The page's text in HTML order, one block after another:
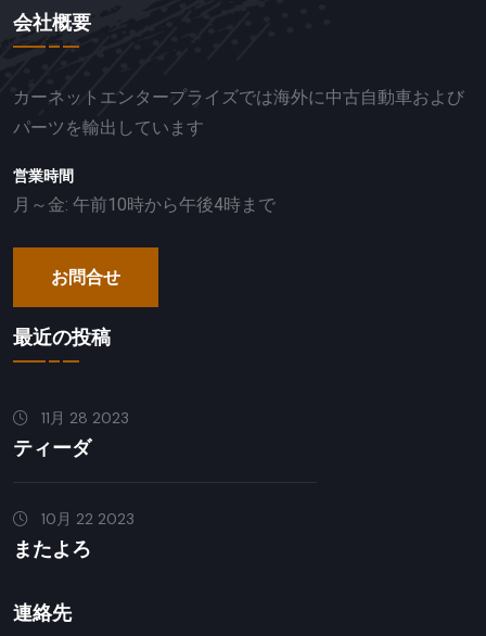
会社概要
カーネットエンタープライズでは海外に中古自動車および
パーツを輸出しています
営業時間
月～金: 午前10時から午後4時まで
お問合せ
最近の投稿
11月 28 2023
ティーダ
10月 22 2023
またよろ
連絡先